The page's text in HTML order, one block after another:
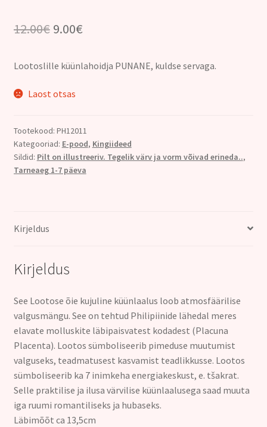
12.00€ Algne
oli:
12.00€.
9.00€Praegune
on:
Lootoslille küünlahoidja PUNANE, kuldse servaga.
Laost otsas
Tootekood: PH12011
Kategooriad: E-pood, Kingiideed
Sildid: Pilt on illustreeriv. Tegelik värv ja vorm võivad erineda..,
Tarneaeg 1-7 päeva
Kirjeldus
Kirjeldus
See Lootose õie kujuline küünlaalus loob atmosfäärilise
valgusmängu. See on tehtud Philipiinide lähedal meres
elavate molluskite läbipaisvatest kodadest (Placuna
Placenta). Lootos sümboliseerib pimeduse muutumist
valguseks, teadmatusest kasvamist teadlikkusse. Lootos
sümboliseerib ka 7 inimkeha energiakeskust, e. tšakrat.
Selle praktilise ja ilusa värvilise küünlaalusega saad muuta
iga ruumi romantiliseks ja hubaseks.
Läbimõõt ca 13,5cm